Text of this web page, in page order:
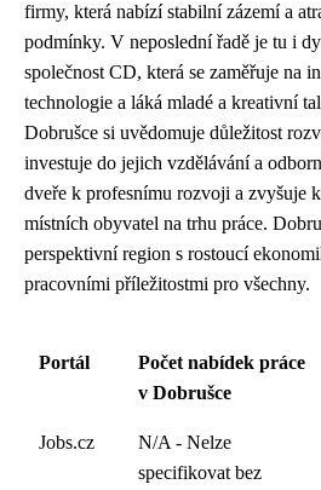
firmy, která nabízí stabilní zázemí a
podmínky. V neposlední řadě je tu i
společnost CD, která se zaměřuje na
technologie a láká mladé a kreativní
Dobrušce si uvědomuje důležitost
investuje do jejich vzdělávání a
dveře k profesnímu rozvoji a zvyšuje
místních obyvatel na trhu práce.
perspektivní region s rostoucí
pracovními příležitostmi pro všechny.
Portál
Počet nabídek práce
v Dobrušce
Jobs.cz
N/A - Nelze
specifikovat bez